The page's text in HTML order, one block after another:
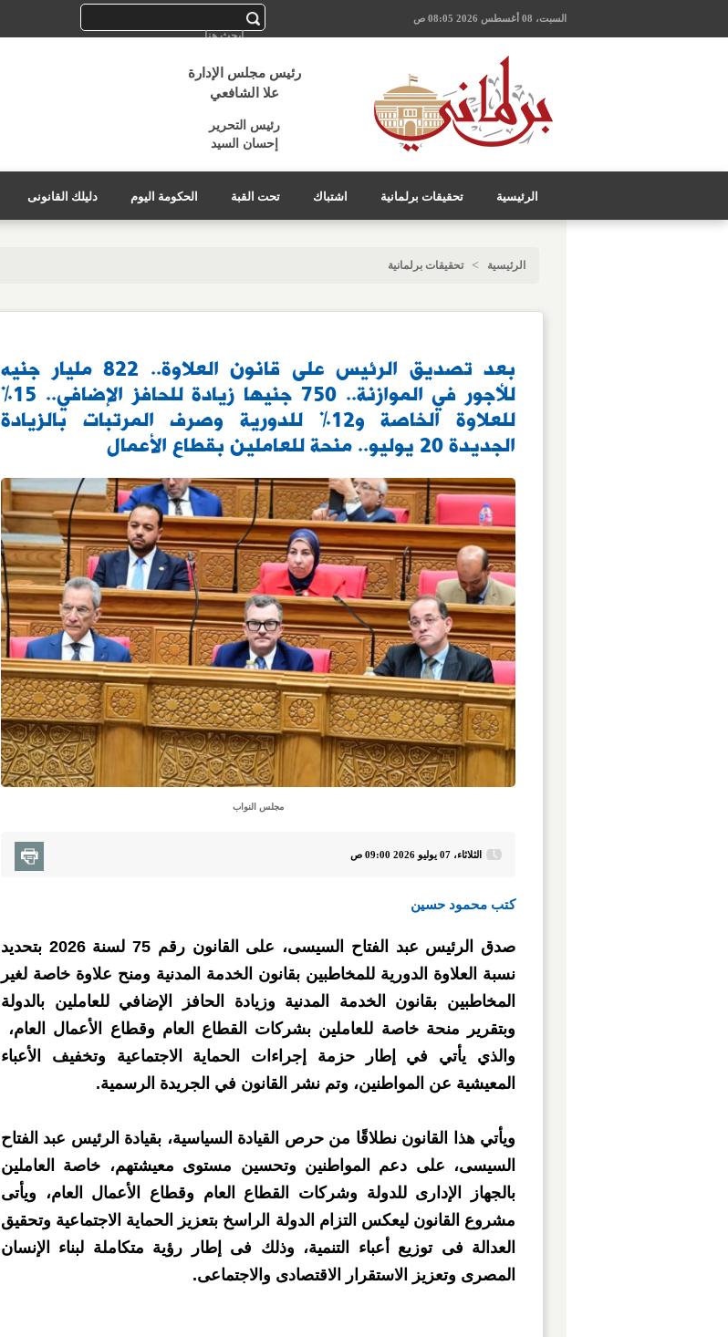
السبت، 08 أغسطس 2026 08:05 ص
رئيس مجلس الإدارة
علا الشافعي
رئيس التحرير
إحسان السيد
الرئيسية تحقيقات برلمانية اشتباك تحت القبة الحكومة اليوم دليلك القانونى
الرئيسية > تحقيقات برلمانية
بعد تصديق الرئيس على قانون العلاوة.. 822 مليار جنيه
للأجور في الموازنة.. 750 جنيها زيادة للحافز الإضافي.. 15%
للعلاوة الخاصة و12% للدورية وصرف المرتبات بالزيادة
الجديدة 20 يوليو.. منحة للعاملين بقطاع الأعمال
مجلس النواب
الثلاثاء، 07 يوليو 2026 09:00 ص
كتب محمود حسين
صدق الرئيس عبد الفتاح السيسى، على القانون رقم 75 لسنة 2026 بتحديد
نسبة العلاوة الدورية للمخاطبين بقانون الخدمة المدنية ومنح علاوة خاصة لغير
المخاطبين بقانون الخدمة المدنية وزيادة الحافز الإضافي للعاملين بالدولة
وبتقرير منحة خاصة للعاملين بشركات القطاع العام وقطاع الأعمال العام،
والذي يأتي في إطار حزمة إجراءات الحماية الاجتماعية وتخفيف الأعباء
المعيشية عن المواطنين، وتم نشر القانون في الجريدة الرسمية.
ويأتي هذا القانون نطلاقًا من حرص القيادة السياسية، بقيادة الرئيس عبد الفتاح
السيسى، على دعم المواطنين وتحسين مستوى معيشتهم، خاصة العاملين
بالجهاز الإدارى للدولة وشركات القطاع العام وقطاع الأعمال العام، ويأتى
مشروع القانون ليعكس التزام الدولة الراسخ بتعزيز الحماية الاجتماعية وتحقيق
العدالة فى توزيع أعباء التنمية، وذلك فى إطار رؤية متكاملة لبناء الإنسان
المصرى وتعزيز الاستقرار الاقتصادى والاجتماعى.